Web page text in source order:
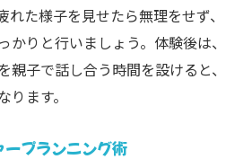
れた様子を見せたら無理をせず、
かりと行いましょう。体験後は、
親子で話し合う時間を設けると、
ます。
プランニング術